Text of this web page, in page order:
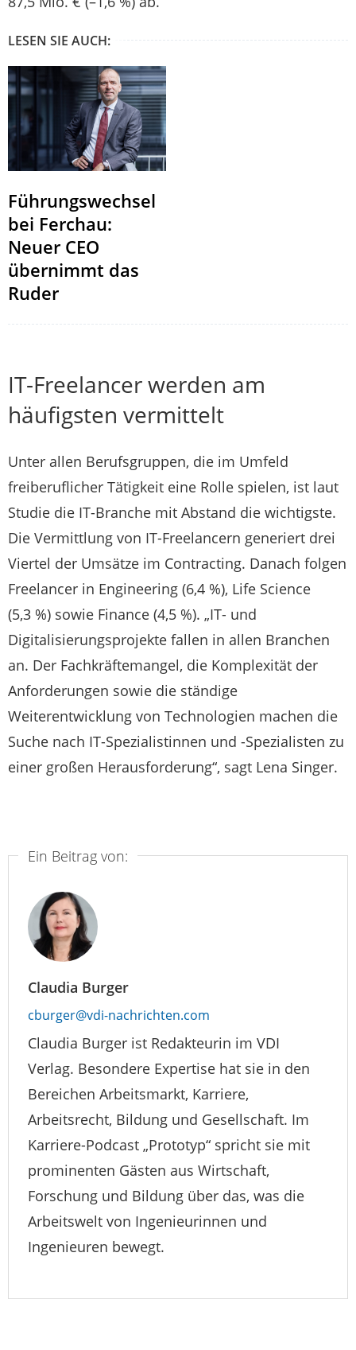
LESEN SIE AUCH:
Führungswechsel
bei Ferchau:
Neuer CEO
übernimmt das
Ruder
IT-Freelancer werden am
häufigsten vermittelt
Unter allen Berufsgruppen, die im Umfeld
freiberuflicher Tätigkeit eine Rolle spielen, ist laut
Studie die IT-Branche mit Abstand die wichtigste.
Die Vermittlung von IT-Freelancern generiert drei
Viertel der Umsätze im Contracting. Danach folgen
Freelancer in Engineering (6,4 %), Life Science
(5,3 %) sowie Finance (4,5 %). „IT- und
Digitalisierungsprojekte fallen in allen Branchen
an. Der Fachkräftemangel, die Komplexität der
Anforderungen sowie die ständige
Weiterentwicklung von Technologien machen die
Suche nach IT-Spezialistinnen und -Spezialisten zu
einer großen Herausforderung“, sagt Lena Singer.
Ein Beitrag von:
Claudia Burger
cburger@vdi-nachrichten.com
Claudia Burger ist Redakteurin im VDI
Verlag. Besondere Expertise hat sie in den
Bereichen Arbeitsmarkt, Karriere,
Arbeitsrecht, Bildung und Gesellschaft. Im
Karriere-Podcast „Prototyp“ spricht sie mit
prominenten Gästen aus Wirtschaft,
Forschung und Bildung über das, was die
Arbeitswelt von Ingenieurinnen und
Ingenieuren bewegt.